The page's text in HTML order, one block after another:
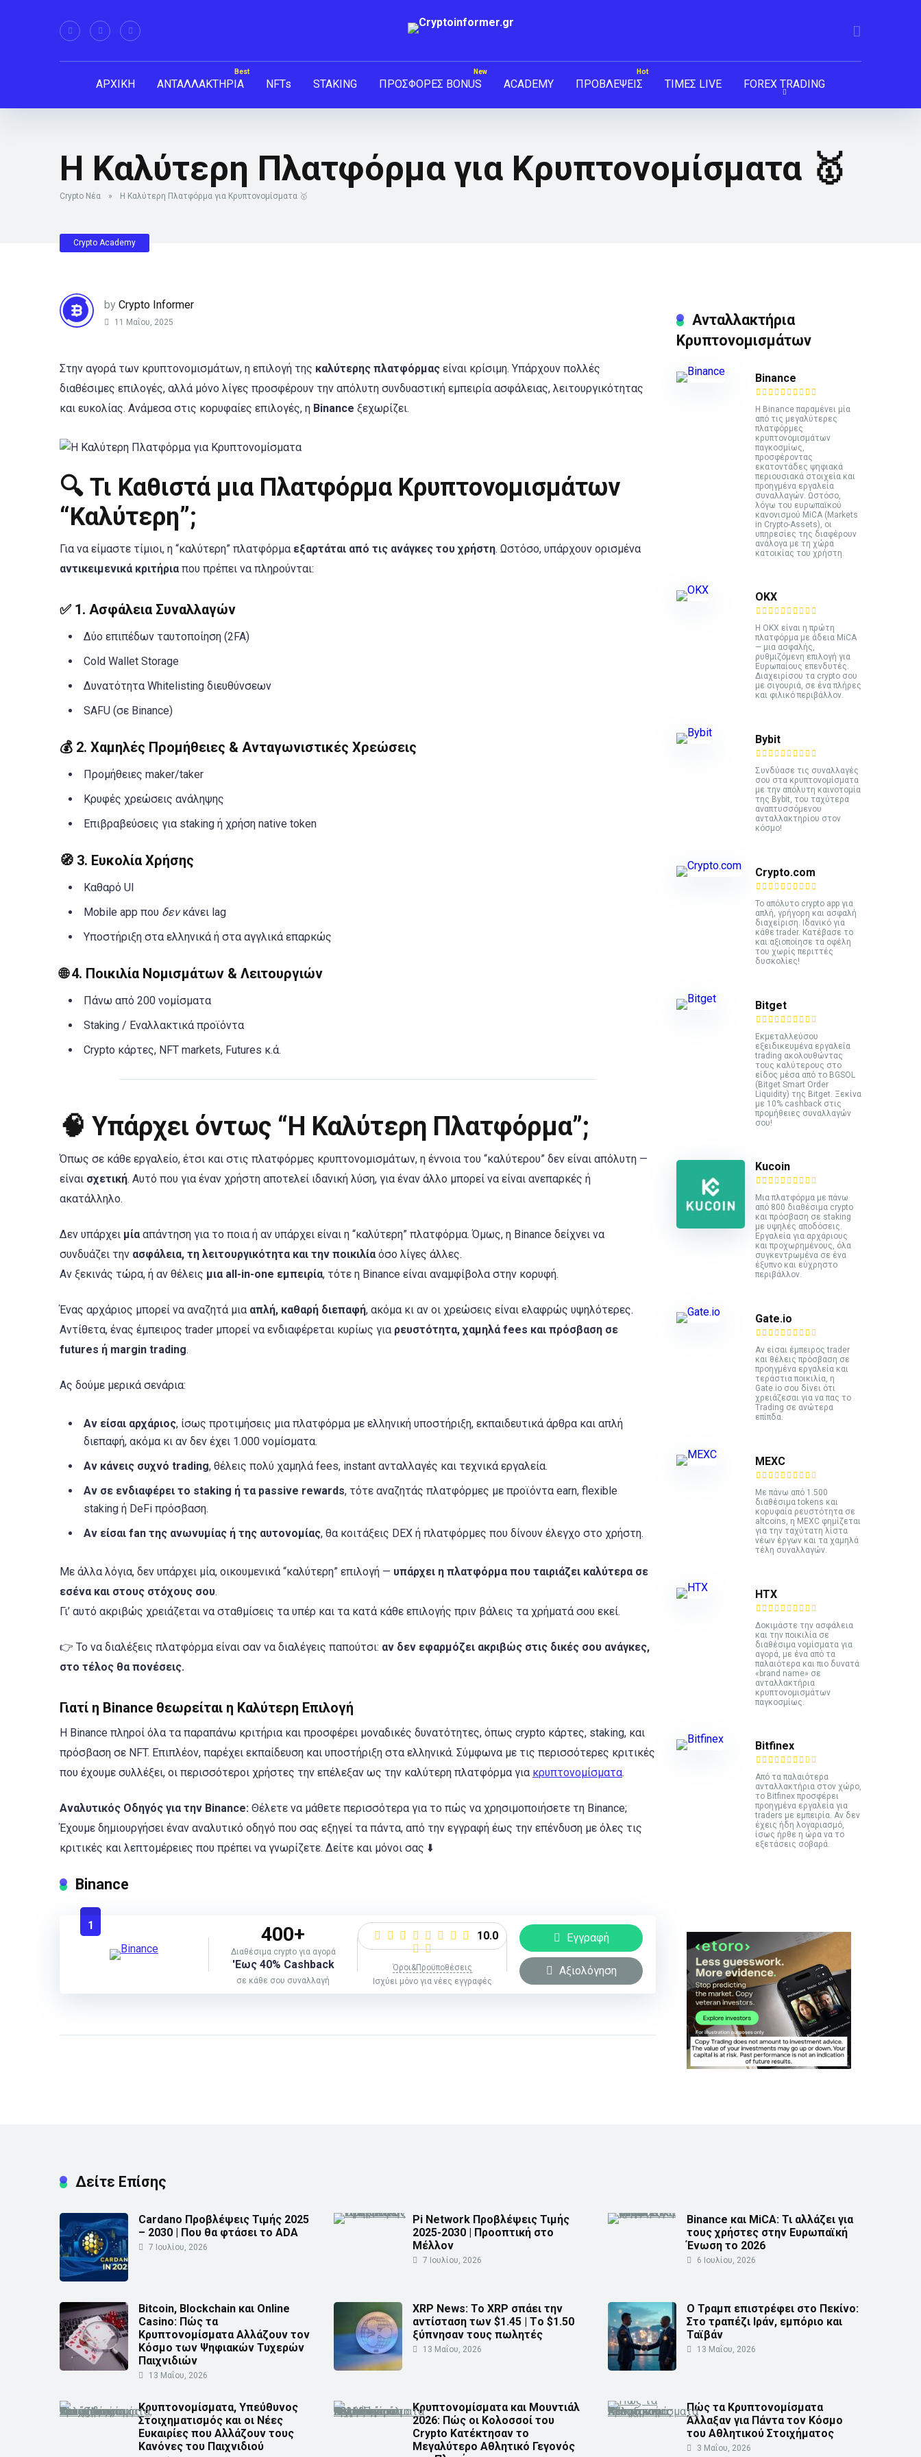
ΑΡΧΙΚΗ ΑΝΤΑΛΛΑΚΤΗΡΙΑ NFTs STAKING ΠΡΟΣΦΟΡΕΣ BONUS ACADEMY ΠΡΟΒΛΕΨΕΙΣ ΤΙΜΕΣ LIVE FOREX TRADING
Η Καλύτερη Πλατφόρμα για Κρυπτονομίσματα 🥇
Crypto Νέα » Η Καλύτερη Πλατφόρμα για Κρυπτονομίσματα 🥇
Crypto Academy
by Crypto Informer
11 Μαΐου, 2025
Στην αγορά των κρυπτονομισμάτων, η επιλογή της καλύτερης πλατφόρμας είναι κρίσιμη. Υπάρχουν πολλές
διαθέσιμες επιλογές, αλλά μόνο λίγες προσφέρουν την απόλυτη συνδυαστική εμπειρία ασφάλειας, λειτουργικότητας
και ευκολίας. Ανάμεσα στις κορυφαίες επιλογές, η Binance ξεχωρίζει.
🔍 Τι Καθιστά μια Πλατφόρμα Κρυπτονομισμάτων
“Καλύτερη”;
Για να είμαστε τίμιοι, η “καλύτερη” πλατφόρμα εξαρτάται από τις ανάγκες του χρήστη. Ωστόσο, υπάρχουν ορισμένα
αντικειμενικά κριτήρια που πρέπει να πληρούνται:
✅ 1. Ασφάλεια Συναλλαγών
Δύο επιπέδων ταυτοποίηση (2FA)
Cold Wallet Storage
Δυνατότητα Whitelisting διευθύνσεων
SAFU (σε Binance)
💰 2. Χαμηλές Προμήθειες & Ανταγωνιστικές Χρεώσεις
Προμήθειες maker/taker
Κρυφές χρεώσεις ανάληψης
Επιβραβεύσεις για staking ή χρήση native token
🧭 3. Ευκολία Χρήσης
Καθαρό UI
Mobile app που δενκάνει lag
Υποστήριξη στα ελληνικά ή στα αγγλικά επαρκώς
🌐 4. Ποικιλία Νομισμάτων & Λειτουργιών
Πάνω από 200 νομίσματα
Staking / Εναλλακτικά προϊόντα
Crypto κάρτες, NFT markets, Futures κ.ά.
🧠 Υπάρχει όντως “Η Καλύτερη Πλατφόρμα”;
Όπως σε κάθε εργαλείο, έτσι και στις πλατφόρμες κρυπτονομισμάτων, η έννοια του “καλύτερου” δεν είναι απόλυτη —
είναι σχετική. Αυτό που για έναν χρήστη αποτελεί ιδανική λύση, για έναν άλλο μπορεί να είναι ανεπαρκές ή
ακατάλληλο.
Δεν υπάρχει μίααπάντηση για το ποια ή αν υπάρχει είναι η “καλύτερη” πλατφόρμα. Όμως, η Binance δείχνει να
συνδυάζει την ασφάλεια, τη λειτουργικότητα και την ποικιλίαόσο λίγες άλλες.
Αν ξεκινάς τώρα, ή αν θέλεις μια all-in-one εμπειρία, τότε η Binance είναι αναμφίβολα στην κορυφή.
Ένας αρχάριος μπορεί να αναζητά μια απλή, καθαρή διεπαφή, ακόμα κι αν οι χρεώσεις είναι ελαφρώς υψηλότερες.
Αντίθετα, ένας έμπειρος trader μπορεί να ενδιαφέρεται κυρίως για ρευστότητα, χαμηλά fees και πρόσβαση σε
futures ή margin trading.
Ας δούμε μερικά σενάρια:
Αν είσαι αρχάριος, ίσως προτιμήσεις μια πλατφόρμα με ελληνική υποστήριξη, εκπαιδευτικά άρθρα και απλή
διεπαφή, ακόμα κι αν δεν έχει 1.000 νομίσματα.
Αν κάνεις συχνό trading, θέλεις πολύ χαμηλά fees, instant ανταλλαγές και τεχνικά εργαλεία.
Αν σε ενδιαφέρει το staking ή τα passive rewards, τότε αναζητάς πλατφόρμες με προϊόντα earn, flexible
staking ή DeFi πρόσβαση.
Αν είσαι fan της ανωνυμίας ή της αυτονομίας, θα κοιτάξεις DEX ή πλατφόρμες που δίνουν έλεγχο στο χρήστη.
Με άλλα λόγια, δεν υπάρχει μία, οικουμενικά “καλύτερη” επιλογή — υπάρχει η πλατφόρμα που ταιριάζει καλύτερα σε
εσένα και στους στόχους σου.
Γι’ αυτό ακριβώς χρειάζεται να σταθμίσεις τα υπέρ και τα κατά κάθε επιλογής πριν βάλεις τα χρήματά σου εκεί.
👉 Το να διαλέξεις πλατφόρμα είναι σαν να διαλέγεις παπούτσι: αν δεν εφαρμόζει ακριβώς στις δικές σου ανάγκες,
στο τέλος θα πονέσεις.
Γιατί η Binance θεωρείται η Καλύτερη Επιλογή
Η Binance πληροί όλα τα παραπάνω κριτήρια και προσφέρει μοναδικές δυνατότητες, όπως crypto κάρτες, staking, και
πρόσβαση σε NFT. Επιπλέον, παρέχει εκπαίδευση και υποστήριξη στα ελληνικά. Σύμφωνα με τις περισσότερες κριτικές
που έχουμε συλλέξει, οι περισσότεροι χρήστες την επέλεξαν ως την καλύτερη πλατφόρμα για κρυπτονομίσματα.
Αναλυτικός Οδηγός για την Binance: Θέλετε να μάθετε περισσότερα για το πώς να χρησιμοποιήσετε τη Binance;
Έχουμε δημιουργήσει έναν αναλυτικό οδηγό που σας εξηγεί τα πάντα, από την εγγραφή έως την επένδυση με όλες τις
κριτικές και λεπτομέρειες που πρέπει να γνωρίζετε. Δείτε και μόνοι σας ⬇️
Binance
1 400+
Διαθέσιμα crypto για αγορά
'Εως 40% Cashback
σε κάθε σου συναλλαγή
10.0
Όροι&Προϋποθέσεις
Ισχύει μόνο για νέες εγγραφές
Εγγραφή
Αξιολόγηση
Ανταλλακτήρια
Κρυπτονομισμάτων
Binance
Η Binance παραμένει μία
από τις μεγαλύτερες
πλατφόρμες
κρυπτονομισμάτων
παγκοσμίως,
προσφέροντας
εκατοντάδες ψηφιακά
περιουσιακά στοιχεία και
προηγμένα εργαλεία
συναλλαγών. Ωστόσο,
λόγω του ευρωπαϊκού
κανονισμού MiCA (Markets
in Crypto-Assets), οι
υπηρεσίες της διαφέρουν
ανάλογα με τη χώρα
κατοικίας του χρήστη.
ΟΚΧ
Η OKX είναι η πρώτη
πλατφόρμα με άδεια MiCA
— μια ασφαλής,
ρυθμιζόμενη επιλογή για
Ευρωπαίους επενδυτές.
Διαχειρίσου τα crypto σου
με σιγουριά, σε ένα πλήρες
και φιλικό περιβάλλον.
Bybit
Συνδύασε τις συναλλαγές
σου στα κρυπτονομίσματα
με την απόλυτη καινοτομία
της Bybit, του ταχύτερα
αναπτυσσόμενου
ανταλλακτηρίου στον
κόσμο!
Crypto.com
Το απόλυτο crypto app για
απλή, γρήγορη και ασφαλή
διαχείριση. Ιδανικό για
κάθε trader. Κατέβασε το
και αξιοποίησε τα οφέλη
του χωρίς περιττές
δυσκολίες!
Bitget
Εκμεταλλεύσου
εξειδικευμένα εργαλεία
trading ακολουθώντας
τους καλύτερους στο
είδος μέσα από το BGSOL
(Bitget Smart Order
Liquidity) της Bitget. Ξεκίνα
με 10% cashback στις
προμήθειες συναλλαγών
σου!
Kucoin
Mια πλατφόρμα με πάνω
από 800 διαθέσιμα crypto
και πρόσβαση σε staking
με υψηλές αποδόσεις.
Εργαλεία για αρχάριους
και προχωρημένους, όλα
συγκεντρωμένα σε ένα
έξυπνο και εύχρηστο
περιβάλλον.
Gate.io
Αν είσαι έμπειρος trader
και θέλεις πρόσβαση σε
προηγμένα εργαλεία και
τεράστια ποικιλία, η
Gate.io σου δίνει ότι
χρειάζεσαι για να πας το
Trading σε ανώτερα
επίπδα.
MEXC
Με πάνω από 1.500
διαθέσιμα tokens και
κορυφαία ρευστότητα σε
altcoins, η MEXC φημίζεται
για την ταχύτατη λίστα
νέων έργων και τα χαμηλά
τέλη συναλλαγών.
HTX
Δοκιμάστε την ασφάλεια
και την ποικιλία σε
διαθέσιμα νομίσματα για
αγορά, με ένα από τα
παλαιότερα και πιο δυνατά
«brand name» σε
ανταλλακτήρια
κρυπτονομισμάτων
παγκοσμίως.
Bitfinex
Από τα παλαιότερα
ανταλλακτήρια στον χώρο,
το Bitfinex προσφέρει
προηγμένα εργαλεία για
traders με εμπειρία. Αν δεν
έχεις ήδη λογαριασμό,
ίσως ήρθε η ώρα να το
εξετάσεις σοβαρά.
Δείτε Επίσης
Cardano Προβλέψεις Τιμής 2025
– 2030 | Που θα φτάσει το ADA
7 Ιουλίου, 2026
Pi Network Προβλέψεις Τιμής
2025-2030 | Προοπτική στο
Μέλλον
7 Ιουλίου, 2026
Binance και MiCA: Τι αλλάζει για
τους χρήστες στην Ευρωπαϊκή
Ένωση το 2026
6 Ιουλίου, 2026
Bitcoin, Blockchain και Online
Casino: Πώς τα
Κρυπτονομίσματα Αλλάζουν τον
Κόσμο των Ψηφιακών Τυχερών
Παιχνιδιών
13 Μαΐου, 2026
XRP News: Το XRP σπάει την
αντίσταση των $1.45 | Τo $1.50
ξύπνησαν τους πωλητές
13 Μαΐου, 2026
Ο Τραμπ επιστρέφει στο Πεκίνο:
Στο τραπέζι Ιράν, εμπόριο και
Ταϊβάν
13 Μαΐου, 2026
Κρυπτονομίσματα, Υπεύθυνος
Στοιχηματισμός και οι Νέες
Ευκαιρίες που Αλλάζουν τους
Κανόνες του Παιχνιδιού
Κρυπτονομίσματα και Μουντιάλ
2026: Πώς οι Κολοσσοί του
Crypto Κατέκτησαν το
Μεγαλύτερο Αθλητικό Γεγονός
Πώς τα Κρυπτονομίσματα
Άλλαξαν για Πάντα τον Κόσμο
του Αθλητικού Στοιχήματος
3 Μαΐου, 2026